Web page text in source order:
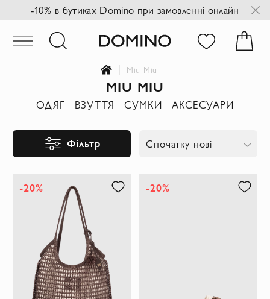
-10% в бутиках Domino при замовленні онлайн
Miu Miu
MIU MIU
ОДЯГ ВЗУТТЯ СУМКИ АКСЕСУАРИ
Фільтр Спочатку нові
-20% -20%